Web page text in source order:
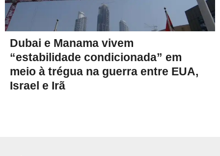
Dubai e Manama vivem
“estabilidade condicionada” em
meio à trégua na guerra entre EUA,
Israel e Irã